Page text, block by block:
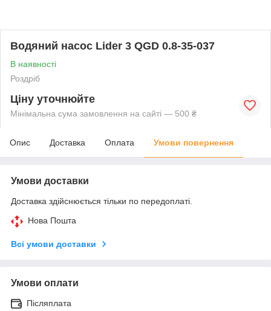
Водяний насос Lider 3 QGD 0.8-35-037
В наявності
Роздріб
Ціну уточнюйте
Мінімальна сума замовлення на сайті — 500 ₴
Опис Доставка Оплата Умови повернення
Умови доставки
Доставка здійснюється тільки по передоплаті.
Нова Пошта
Всі умови доставки
Умови оплати
Післяплата